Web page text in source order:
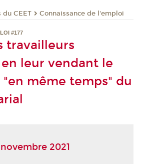
du CEET Connaissance de l'emploi
#177
travailleurs
leur vendant le
"en même temps" du
2021